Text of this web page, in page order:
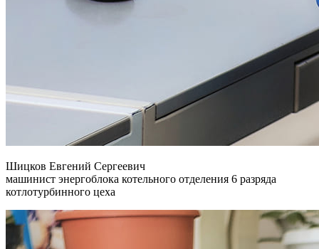
Шицков Евгений Сергеевич
машинист энергоблока котельного отделения 6 разряда
котлотурбинного цеха